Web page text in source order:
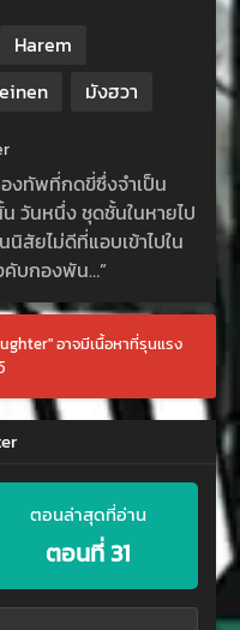
Harem
มังฮวา
งทัพที่กดขี่ซึ่งจำเป็น
วันหนึ่ง ชุดชั้นในหายไป
สัยไม่ดีที่แอบเข้าไปใน
คับกองพัน…”
อาจมีเนื้อหาที่รุนแรง
ตอนล่าสุดที่อ่าน
ตอนที่ 31